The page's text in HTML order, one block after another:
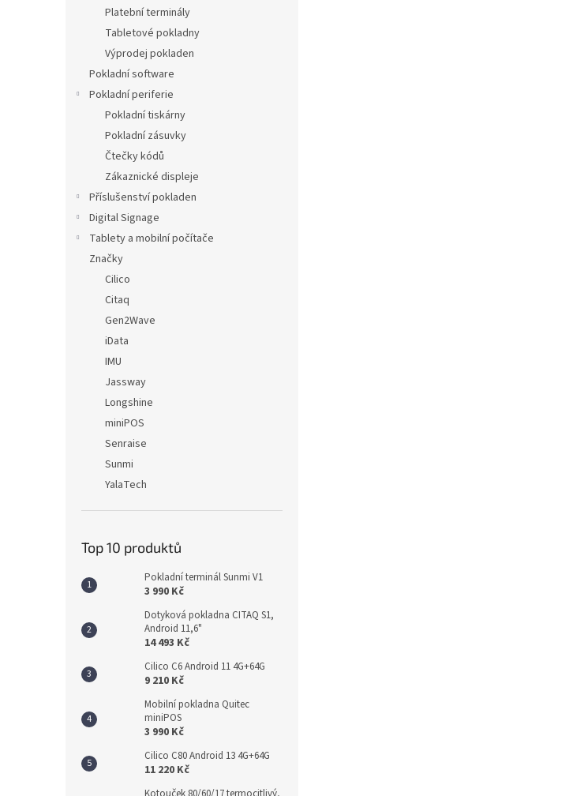
Platební terminály
Tabletové pokladny
Výprodej pokladen
Pokladní software
Pokladní periferie
Pokladní tiskárny
Pokladní zásuvky
Čtečky kódů
Zákaznické displeje
Příslušenství pokladen
Digital Signage
Tablety a mobilní počítače
Značky
Cilico
Citaq
Gen2Wave
iData
IMU
Jassway
Longshine
miniPOS
Senraise
Sunmi
YalaTech
Top 10 produktů
Pokladní terminál Sunmi V1
3 990 Kč
Dotyková pokladna CITAQ S1,
Android 11,6"
14 493 Kč
Cilico C6 Android 11 4G+64G
9 210 Kč
Mobilní pokladna Quitec
miniPOS
3 990 Kč
Cilico C80 Android 13 4G+64G
11 220 Kč